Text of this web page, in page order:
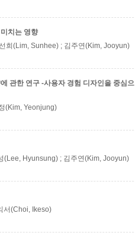
치는 영향
희(Lim, Sunhee) ; 김주연(Kim, Jooyun)
관한 연구 -사용자 경험 디자인을 중심으
(Kim, Yeonjung)
(Lee, Hyunsung) ; 김주연(Kim, Jooyun)
서(Choi, Ikeso)